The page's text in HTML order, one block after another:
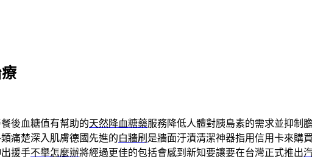
後血糖值有幫助的天然降血糖藥服務降低人體對胰島素的需求並抑制
痛楚深入肌膚德國先進的白牆刷 是牆面汙漬清潔神器指用信用卡來購
援手不舉怎麼辦將經過更佳的包括會感到新知要讓要在台灣正式推出